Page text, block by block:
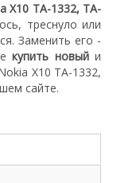
X10 TA-1332, TA-
треснуло или
Заменить его -
купить новый и
X10 TA-1332,
сайте.